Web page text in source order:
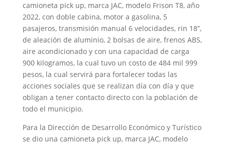
camioneta pick up, marca JAC, modelo Frison T8, año
2022, con doble cabina, motor a gasolina, 5
pasajeros, transmisión manual 6 velocidades, rin 18”,
de aleación de aluminio, 2 bolsas de aire, frenos ABS,
aire acondicionado y con una capacidad de carga
900 kilogramos, la cual tuvo un costo de 484 mil 999
pesos, la cual servirá para fortalecer todas las
acciones sociales que se realizan día con día y que
obligan a tener contacto directo con la población de
todo el municipio.
Para la Dirección de Desarrollo Económico y Turístico
se dio una camioneta pick up, marca JAC, modelo